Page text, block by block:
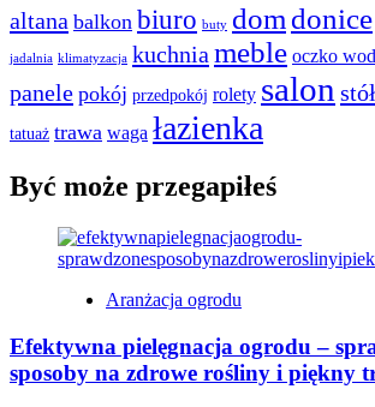
altana balkon biuro buty dom donice
jadalnia klimatyzacja kuchnia meble oczko
panele pokój przedpokój rolety salon stół
tatuaż trawa waga łazienka
Być może przegapiłeś
Aranżacja ogrodu
Efektywna pielęgnacja ogrodu –
sposoby na zdrowe rośliny i piękny